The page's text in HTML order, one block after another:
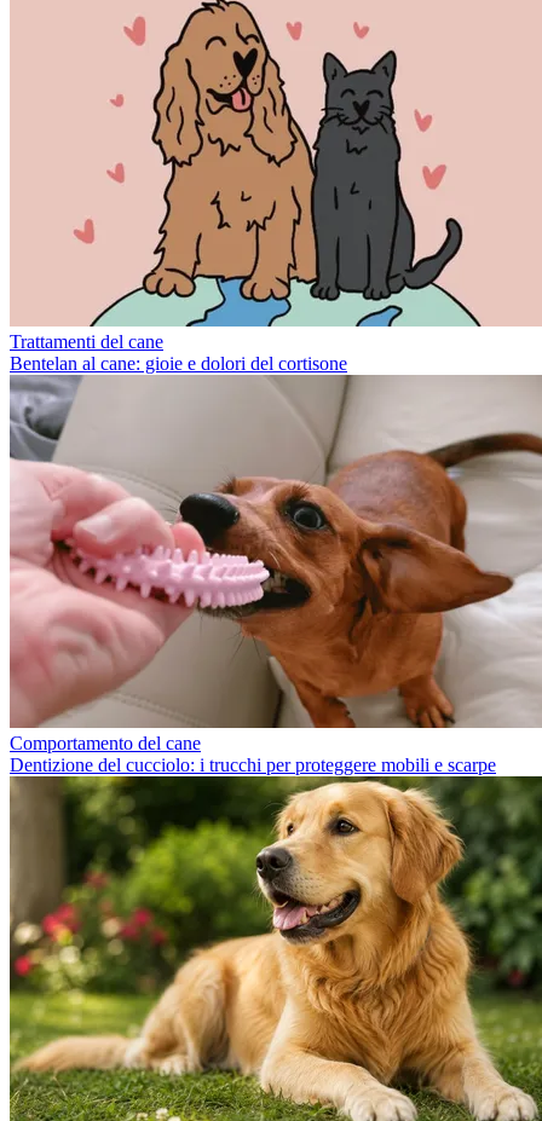
Trattamenti del cane
Bentelan al cane: gioie e dolori del cortisone
Comportamento del cane
Dentizione del cucciolo: i trucchi per proteggere mobili e scarpe